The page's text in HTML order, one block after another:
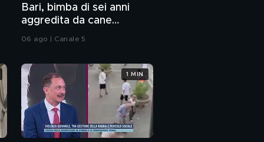
Bari, bimba di sei anni
aggredita da cane
randagio
06 ago | Canale 5
1 MIN